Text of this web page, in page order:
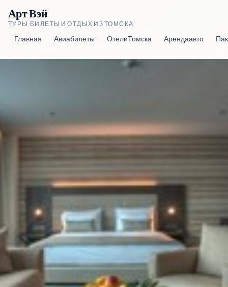
Арт Вэй
ТУРЫ, БИЛЕТЫ И ОТДЫХ ИЗ ТОМСКА
Главная Авиабилеты Отели Томска Аренда авто